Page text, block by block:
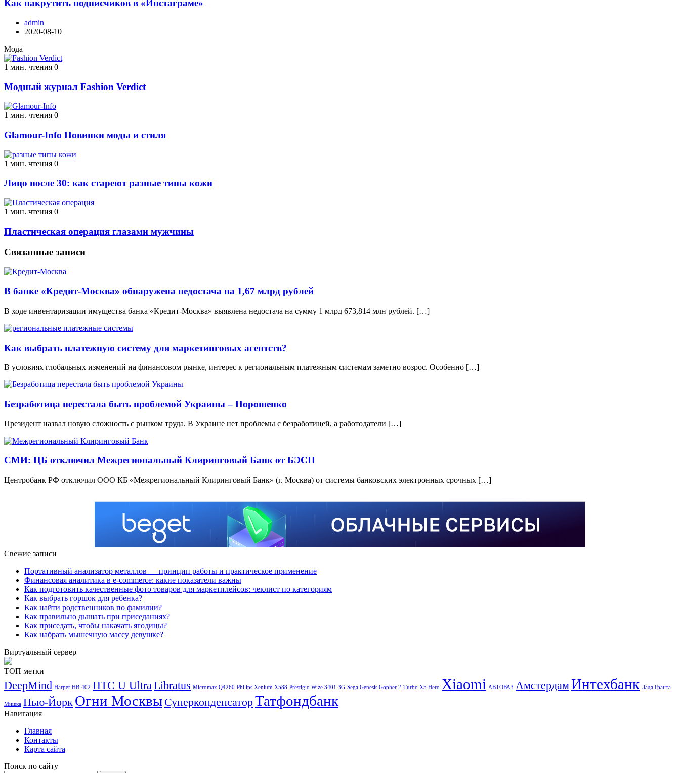
Как накрутить подписчиков в «Инстаграме»
admin
2020-08-10
Мода
1 мин. чтения 0
Модный журнал Fashion Verdict
1 мин. чтения 0
Glamour-Info Новинки моды и стиля
1 мин. чтения 0
Лицо после 30: как стареют разные типы кожи
1 мин. чтения 0
Пластическая операция глазами мужчины
Связанные записи
В банке «Кредит-Москва» обнаружена недостача на 1,67 млрд рублей
В ходе инвентаризации имущества банка «Кредит-Москва» выявлена недостача на сумму 1 млрд 673,814 млн рублей. […]
Как выбрать платежную систему для маркетинговых агентств?
В условиях глобальных изменений на финансовом рынке, интерес к региональным платежным системам заметно возрос. Особенно […]
Безработица перестала быть проблемой Украины – Порошенко
Президент назвал новую сложность с рынком труда. В Украине нет проблемы с безработицей, а работодатели […]
СМИ: ЦБ отключил Межрегиональный Клиринговый Банк от БЭСП
Центробанк РФ отключил ООО КБ «Межрегиональный Клиринговый Банк» (г. Москва) от системы банковских электронных срочных […]
Свежие записи
Портативный анализатор металлов — принцип работы и практическое применение
Финансовая аналитика в e-commerce: какие показатели важны
Как подготовить качественные фото товаров для маркетплейсов: чеклист по категориям
Как выбрать горшок для ребенка?
Как найти родственников по фамилии?
Как правильно дышать при приседаниях?
Как приседать, чтобы накачать ягодицы?
Как набрать мышечную массу девушке?
Виртуальный сервер
ТОП метки
DeepMind Harper HB-402 HTC U UltraLibratus Micromax Q4260 Philips Xenium X588 Prestigio Wize 3401 3G Sega Genesis Gopher 2 Turbo X5 Hero Xiaomi АВТОВАЗ АмстердамИнтехбанк Лада Гранта
Мишка Нью-Йорк Огни Москвы СуперконденсаторТатфондбанк
Навигация
Главная
Контакты
Карта сайта
Поиск по сайту